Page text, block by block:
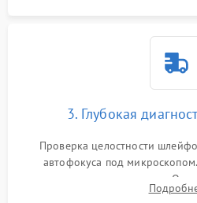
3. Глубокая
Проверка целостности
автофокуса под
электромагнитного привода.
от пыли, следов влаги и